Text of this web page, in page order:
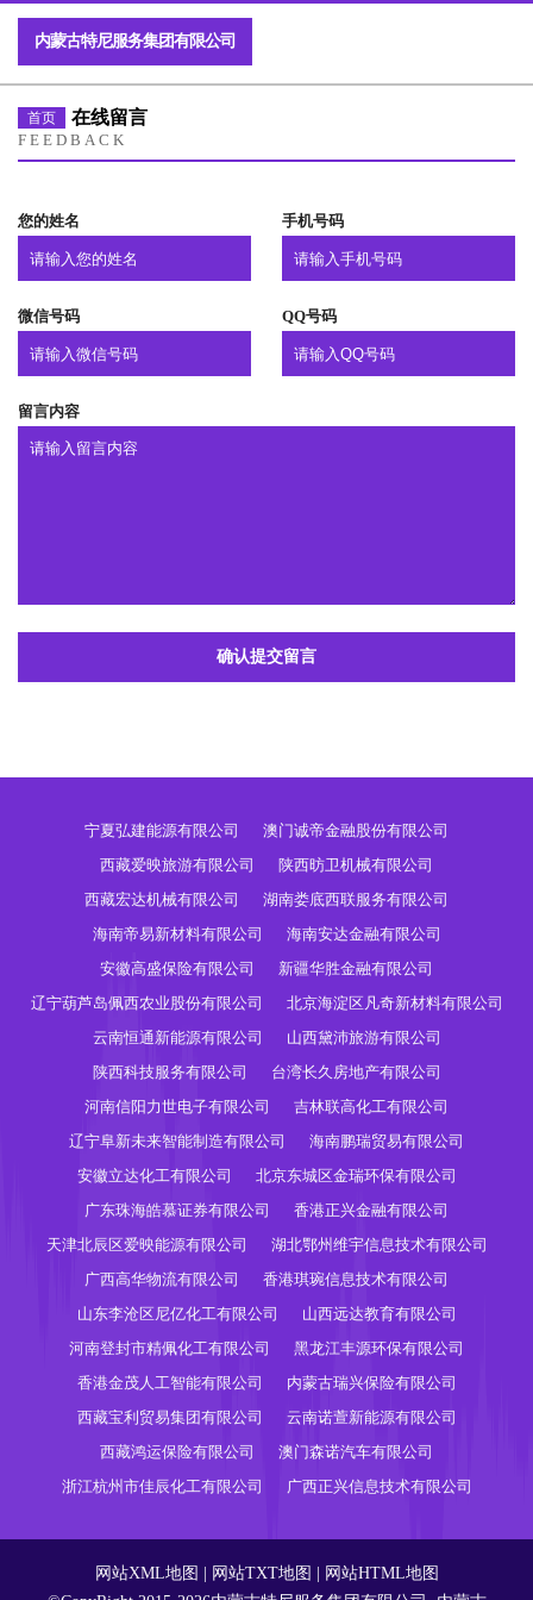
内蒙古特尼服务集团有限公司
首页 在线留言
FEEDBACK
您的姓名 手机号码
微信号码 QQ号码
留言内容
确认提交留言
宁夏弘建能源有限公司
澳门诚帝金融股份有限公司
西藏爱映旅游有限公司
陕西昉卫机械有限公司
西藏宏达机械有限公司
湖南娄底西联服务有限公司
海南帝易新材料有限公司
海南安达金融有限公司
安徽高盛保险有限公司
新疆华胜金融有限公司
辽宁葫芦岛佩西农业股份有限公司
北京海淀区凡奇新材料有限公司
云南恒通新能源有限公司
山西黛沛旅游有限公司
陕西科技服务有限公司
台湾长久房地产有限公司
河南信阳力世电子有限公司
吉林联高化工有限公司
辽宁阜新未来智能制造有限公司
海南鹏瑞贸易有限公司
安徽立达化工有限公司
北京东城区金瑞环保有限公司
广东珠海皓慕证券有限公司
香港正兴金融有限公司
天津北辰区爱映能源有限公司
湖北鄂州维宇信息技术有限公司
广西高华物流有限公司
香港琪琬信息技术有限公司
山东李沧区尼亿化工有限公司
山西远达教育有限公司
河南登封市精佩化工有限公司
黑龙江丰源环保有限公司
香港金茂人工智能有限公司
内蒙古瑞兴保险有限公司
西藏宝利贸易集团有限公司
云南诺萱新能源有限公司
西藏鸿运保险有限公司
澳门森诺汽车有限公司
浙江杭州市佳辰化工有限公司
广西正兴信息技术有限公司
网站XML地图 网站TXT地图
网站HTML地图